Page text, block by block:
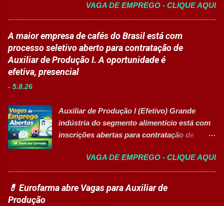
Responsabilidades Assegurar a manutenção
eficiente dos equipamentos das áreas de
utilidades, elétrica e setores auxiliares.
Identificar oportunidades de melhoria
contínua nos processos e no consumo de
recursos energéticos. Garantir a
Liderar a gestão da ...
CANDIDATAR-SE AGORA Sobre as
Oportunidades Uma das maiores empresas
do setor farmacêutico e de saúde está com
processo seletivo aberto para contratação
de profissionais em diversas áreas de
atuação, oferecendo desenvolvimento
de gestão, além de opções de cadastro em
banco de talentos para futuras
oportunidades de carreira. Vagas
Auxiliar de Almoxarifado OEA Auxiliar de
Produção Eletricista de Manutenção II
Gerente Executivo de Engenharia Oficial de
VAGA DE EMPREGO - CLIQUE AQUI
A maior empresa de cafés do Brasil está com
processo seletivo aberto para contratação de
Auxiliar de Produção I. A oportunidade é
efetiva, presencial
- 5.8.26
Auxiliar de Produção I (Efetivo) Grande
indústria do segmento alimentício está com
inscrições abertas para contratação de
AGORA Resumo da vaga Cargo: Auxiliar de
Produção I Empresa: Grupo 3Corações Tipo
de contratação: Efetivo (CLT) Modelo de
trabalho: Presencial Inscrições até: 10 de
VAGA DE EMPREGO - CLIQUE AQUI
💊 Eurofarma abre Vagas para Auxiliar de
Produção